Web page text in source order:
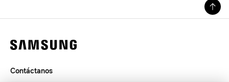
Contáctanos